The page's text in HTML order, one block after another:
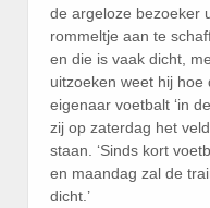
de argeloze bezoeker
rommeltje aan te
en die is vaak dicht,
uitzoeken weet hij
eigenaar voetbalt ‘in
zij op zaterdag het
staan. ‘Sinds kort
en maandag zal de
dicht.’